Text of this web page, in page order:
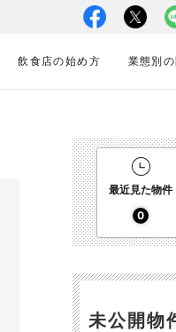
飲食店の始め方 業態別
最近見た物件
0
未公開物